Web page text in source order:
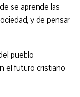
se aprende las
y de pensar
pueblo
el futuro cristiano